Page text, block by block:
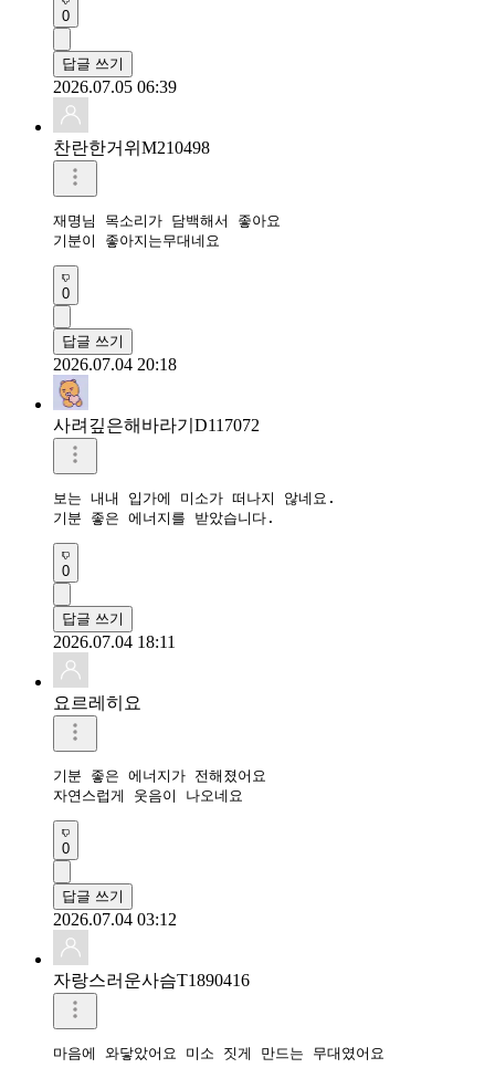
0
답글 쓰기
2026.07.05 06:39
찬란한거위M210498
재명님 목소리가 담백해서 좋아요
기분이 좋아지는무대네요
0
답글 쓰기
2026.07.04 20:18
사려깊은해바라기D117072
보는 내내 입가에 미소가 떠나지 않네요.
기분 좋은 에너지를 받았습니다.
0
답글 쓰기
2026.07.04 18:11
요르레히요
기분 좋은 에너지가 전해졌어요
자연스럽게 웃음이 나오네요
0
답글 쓰기
2026.07.04 03:12
자랑스러운사슴T1890416